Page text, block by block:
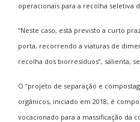
operacionais para a recolha seletiva
“Neste caso, está previsto a curto
porta, recorrendo a viaturas de
recolha dos biorresíduos”, salienta,
O “projeto de separação e
orgânicos, iniciado em 2018, é
vocacionado para a massificação da